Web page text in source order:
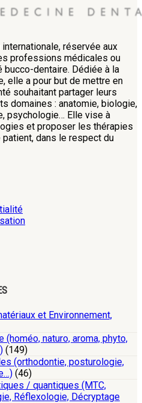
réservée aux
professions médicales ou
dentaire. Dédiée à la
elle a pour but de mettre en
souhaitant partager leurs
domaines : anatomie, biologie,
psychologie… Elle vise à
et proposer les thérapies
patient, dans le respect du
et Environnement,
naturo, aroma, phyto,
(149)
(orthodontie, posturologie,
(46)
/ quantiques (MTC,
Réflexologie, Décryptage